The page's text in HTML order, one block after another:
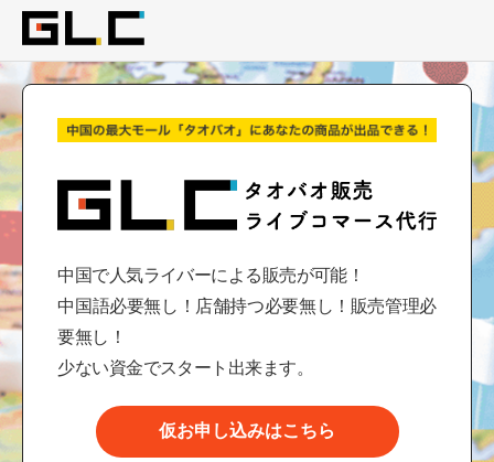
中国で人気ライバーによる販売が可能！
中国語必要無し！店舗持つ必要無し！販売管理必
要無し！
少ない資金でスタート出来ます。
仮お申し込みはこちら